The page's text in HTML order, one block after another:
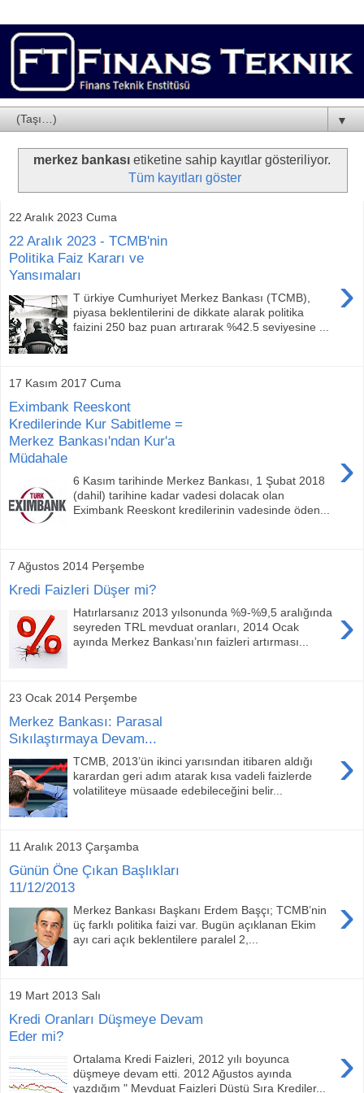
▼
merkez bankası etiketine sahip kayıtlar gösteriliyor.
Tüm kayıtları göster
22 Aralık 2023 Cuma
22 Aralık 2023 - TCMB'nin
Politika Faiz Kararı ve
Yansımaları
›
T ürkiye Cumhuriyet Merkez Bankası (TCMB),
piyasa beklentilerini de dikkate alarak politika
faizini 250 baz puan artırarak %42.5 seviyesine ...
17 Kasım 2017 Cuma
Eximbank Reeskont
Kredilerinde Kur Sabitleme =
Merkez Bankası'ndan Kur'a
Müdahale
›
6 Kasım tarihinde Merkez Bankası, 1 Şubat 2018
(dahil) tarihine kadar vadesi dolacak olan
Eximbank Reeskont kredilerinin vadesinde öden...
7 Ağustos 2014 Perşembe
Kredi Faizleri Düşer mi?
›
Hatırlarsanız 2013 yılsonunda %9-%9,5 aralığında
seyreden TRL mevduat oranları, 2014 Ocak
ayında Merkez Bankası’nın faizleri artırması...
23 Ocak 2014 Perşembe
Merkez Bankası: Parasal
Sıkılaştırmaya Devam...
›
TCMB, 2013’ün ikinci yarısından itibaren aldığı
karardan geri adım atarak kısa vadeli faizlerde
volatiliteye müsaade edebileceğini belir...
11 Aralık 2013 Çarşamba
Günün Öne Çıkan Başlıkları
11/12/2013
›
Merkez Bankası Başkanı Erdem Başçı; TCMB’nin
üç farklı politika faizi var. Bugün açıklanan Ekim
ayı cari açık beklentilere paralel 2,...
19 Mart 2013 Salı
Kredi Oranları Düşmeye Devam
Eder mi?
›
Ortalama Kredi Faizleri, 2012 yılı boyunca
düşmeye devam etti. 2012 Ağustos ayında
yazdığım " Mevduat Faizleri Düştü Sıra Krediler...